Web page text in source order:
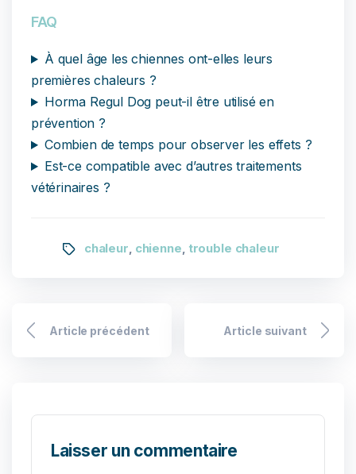
FAQ
À quel âge les chiennes ont-elles leurs
premières chaleurs ?
Horma Regul Dog peut-il être utilisé en
prévention ?
Combien de temps pour observer les effets ?
Est-ce compatible avec d’autres traitements
vétérinaires ?
chaleur chienne trouble chaleur
Article précédent Article suivant
Laisser un commentaire